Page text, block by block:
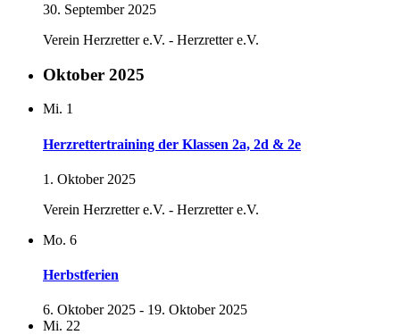
30. September 2025
Verein Herzretter e.V. - Herzretter e.V.
Oktober 2025
Mi. 1
Herzrettertraining der Klassen 2a, 2d & 2e
1. Oktober 2025
Verein Herzretter e.V. - Herzretter e.V.
Mo. 6
Herbstferien
6. Oktober 2025 - 19. Oktober 2025
Mi. 22